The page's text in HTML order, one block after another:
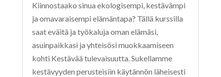
Kiinnostaako sinua ekologisempi, kestävämpi
ja omavaraisempi elämäntapa? Tällä kurssilla
saat eväitä ja työkaluja oman elämäsi,
asuinpaikkasi ja yhteisösi muokkaamiseen
kohti Kestävää tulevaisuutta. Sukellamme
kestävyyden perusteisiin käytännön läheisesti